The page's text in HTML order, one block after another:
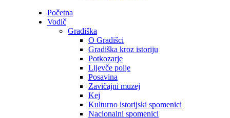
Početna
Vodič
Gradiška
O Gradišci
Gradiška kroz istoriju
Potkozarje
Lijevče polje
Posavina
Zavičajni muzej
Kej
Kulturno istorijski spomenici
Nacionalni spomenici